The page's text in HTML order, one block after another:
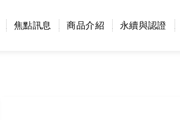
焦點訊息 商品介紹 永續與認證